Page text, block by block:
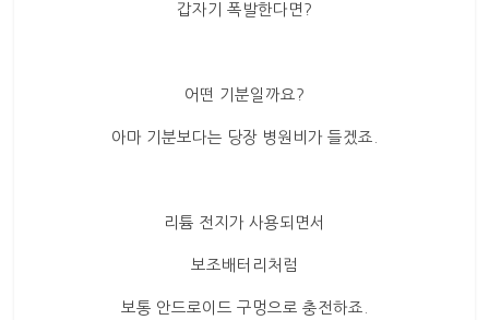
갑자기 폭발한다면?
어떤 기분일까요?
아마 기분보다는 당장 병원비가 들겠죠.
리튬 전지가 사용되면서
보조배터리처럼
보통 안드로이드 구멍으로 충전하죠.